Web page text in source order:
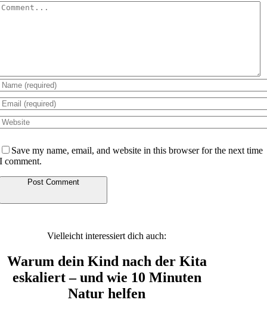
Save my name, email, and website in this browser for the next time
I comment.
Vielleicht interessiert dich auch:
Warum dein Kind nach der Kita
eskaliert – und wie 10 Minuten
Natur helfen